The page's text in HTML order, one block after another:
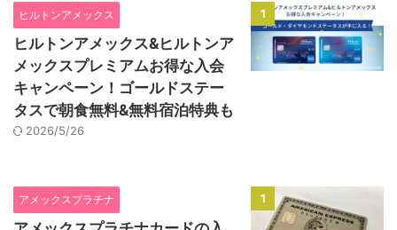
1
ヒルトンアメックス
ヒルトンアメックス&ヒルトンア
メックスプレミアムお得な入会
キャンペーン！ゴールドステー
タスで朝食無料&無料宿泊特典も
2026/5/26
1
アメックスプラチナ